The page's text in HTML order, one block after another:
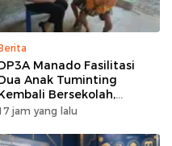
Manado Fasilitasi
Anak Tuminting
Bersekolah,
Berulang Kali Tidur
jam yang lalu